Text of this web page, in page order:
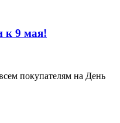
к 9 мая!
покупателям на День